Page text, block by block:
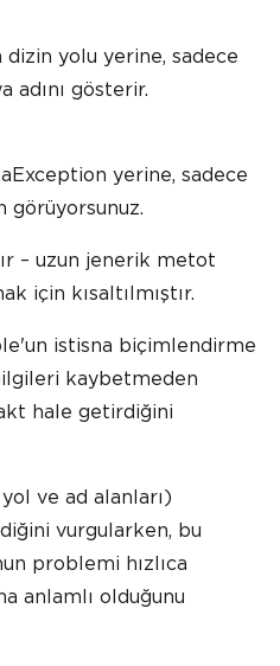
dizin yolu yerine, sadece
adını gösterir.
yerine, sadece
görüyorsunuz.
– uzun jenerik metot
için kısaltılmıştır.
istisna biçimlendirme
kaybetmeden
hale getirdiğini
ve ad alanları)
vurgularken, bu
problemi hızlıca
anlamlı olduğunu